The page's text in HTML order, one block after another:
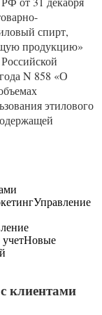
спирт,
продукцию»
N 858 «О
этилового
Управление
Новые
клиентами